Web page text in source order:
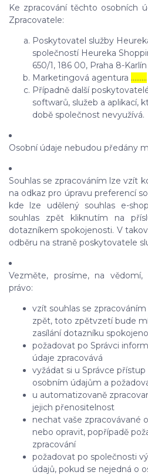
Ke zpracování těchto osobních
Zpracovatele:
Poskytovatel služby
společností Heureka
650/1, 186 00, Praha 8-Karlín
Marketingová agentura ………
Případně další
softwarů, služeb a aplikací,
době společnost nevyužívá.
Osobní údaje nebudou předány
Souhlas se zpracováním lze vzít
na odkaz pro úpravu preferencí
kde lze udělený souhlas e-
souhlas zpět kliknutím na
dotazníkem spokojenosti. V
odběru na straně poskytovatele
Vezměte, prosíme, na
právo:
vzít souhlas se
zpět, toto zpětvzetí bude
zasílání dotazníku
požadovat po Správci
údaje zpracovává
vyžádat si u Správce
osobním údajům a
u automatizovaně
jejich přenositelnost
nechat vaše zpracovávané
nebo opravit, popřípadě
zpracování
požadovat po společnosti
údajů, pokud se nejedná o